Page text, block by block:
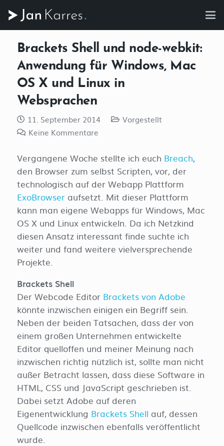
Brackets Shell und node-webkit:
Anwendung für Windows, Mac
OS X und Linux in
Websprachen
11. September 2014
Vorgestellt
Keine Kommentare
Vergangene Woche stellte ich euch Breach,
den Browser zum selbst Scripten, vor, der
technologisch auf der Webapp Plattform
ExoBrowser aufsetzt. Mit dieser Plattform
kann man eigene Webapps für Windows, Mac
OS X und Linux entwickeln. Da ich Netzkind
diesen Ansatz interessant finde suchte ich
weiter und fand weitere vielversprechende
Projekte.
Brackets Shell
Der Webcode Editor Brackets von Adobe
könnte inzwischen einigen ein Begriff sein.
Neben der beiden Tatsachen, dass der von
einem großen Unternehmen entwickelte
Editor quelloffen und meiner Meinung nach
inzwischen richtig nützlich ist, sollte man nicht
außer Betracht lassen, dass diese Software in
HTML, CSS und JavaScript geschrieben ist.
Dabei setzt Adobe auf deren
Eigenentwicklung Brackets Shell auf, dessen
Quellcode inzwischen ebenfalls veröffentlicht
wurde.